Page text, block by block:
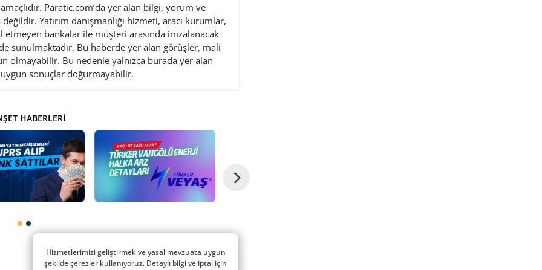
Paratic.com’da yer alan bilgi, yorum ve
Yatırım danışmanlığı hizmeti, aracı kurumlar,
bankalar ile müşteri arasında imzalanacak
sunulmaktadır. Bu haberde yer alan görüşler, mali
olmayabilir. Bu nedenle yalnızca burada yer alan
sonuçlar doğurmayabilir.
HABERLERI
Hizmetlerimizi geliştirmek ve yasal mevzuata uygun
şekilde çerezler kullanıyoruz. Detaylı bilgi ve iptal için